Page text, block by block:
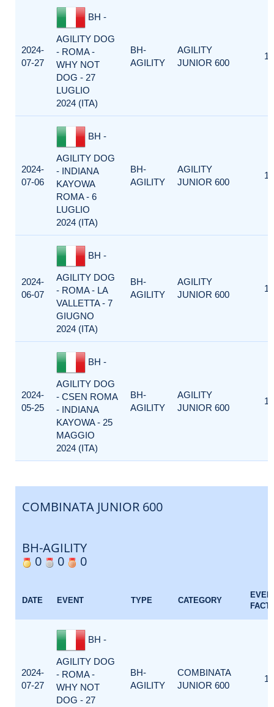
2024-
07-27
BH -
AGILITY DOG
- ROMA -
WHY NOT
DOG - 27
LUGLIO
2024 (ITA)
BH-
AGILITY
AGILITY
JUNIOR 600
1
2024-
07-06
BH -
AGILITY DOG
- INDIANA
KAYOWA
ROMA - 6
LUGLIO
2024 (ITA)
BH-
AGILITY
AGILITY
JUNIOR 600
1
2024-
06-07
BH -
AGILITY DOG
- ROMA - LA
VALLETTA - 7
GIUGNO
2024 (ITA)
BH-
AGILITY
AGILITY
JUNIOR 600
1
2024-
05-25
BH -
AGILITY DOG
- CSEN ROMA
- INDIANA
KAYOWA - 25
MAGGIO
2024 (ITA)
BH-
AGILITY
AGILITY
JUNIOR 600
1
COMBINATA JUNIOR 600
BH-AGILITY
0
0 0
DATE EVENT TYPE CATEGORY
2024-
07-27
BH -
AGILITY DOG
- ROMA -
WHY NOT
DOG - 27
BH-
AGILITY
COMBINATA
JUNIOR 600
1